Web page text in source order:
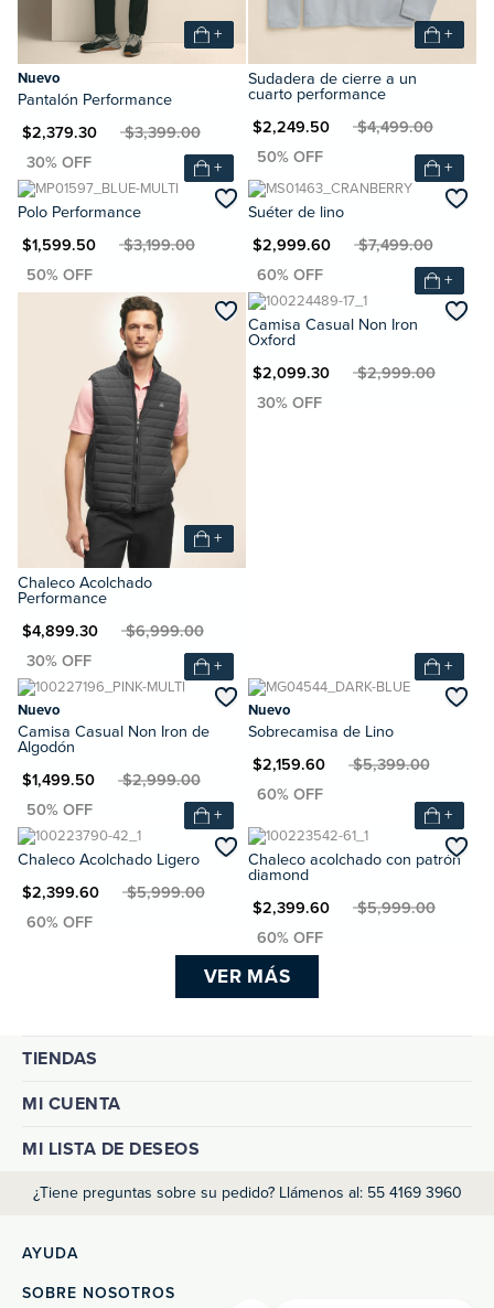
+
Nuevo
Pantalón Performance
$2,379.30MXN $3,399.00
+
Sudadera de cierre a un
cuarto performance
MXN $2,249.50MXN $4,499.00
+
Polo Performance
$1,599.50MXN $3,199.00
+
Suéter de lino
MXN $2,999.60MXN $7,499.00
+
Chaleco Acolchado
Performance
$4,899.30MXN $6,999.00
+
Camisa Casual Non Iron
Oxford
MXN $2,099.30MXN $2,999.00
+
Nuevo
Camisa Casual Non Iron de
Algodón
$1,499.50MXN $2,999.00
+
Nuevo
Sobrecamisa de Lino
MXN $2,159.60MXN $5,399.00
+
Chaleco Acolchado Ligero
$2,399.60MXN $5,999.00
+
Chaleco acolchado con patrón
diamond
MXN $2,399.60MXN $5,999.00
VER MÁS
TIENDAS
MI CUENTA
MI LISTA DE DESEOS
¿Tiene preguntas sobre su pedido? Llámenos al: 55 4169 3960
AYUDA
SOBRE NOSOTROS